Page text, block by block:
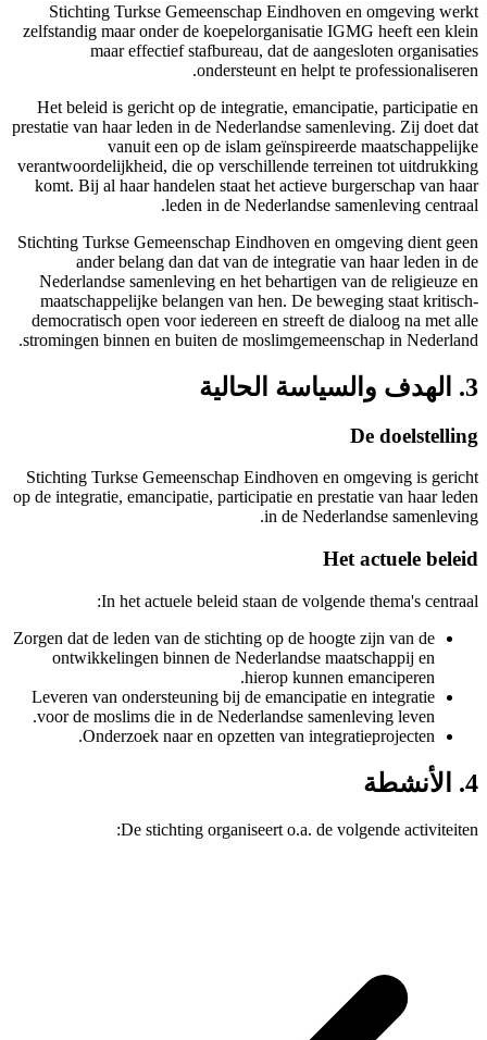
Stichting Turkse Gemeenschap
zelfstandig maar onder de
maar effectief stafbureau, dat
ondersteunt en
Het beleid is gericht op de integratie,
prestatie van haar leden in de
vanuit een op de islam
verantwoordelijkheid, die op
komt. Bij al haar handelen staat het
leden in de
Stichting Turkse Gemeenschap
ander belang dan dat van de
Nederlandse samenleving en het
maatschappelijke belangen van hen.
democratisch open voor iedereen en
stromingen binnen en buiten de
الحالية
Stichting Turkse Gemeenschap
op de integratie, emancipatie, participatie
in de
In het actuele beleid staan de
Zorgen dat de leden van de stichting op
ontwikkelingen binnen de
hierop
Leveren van ondersteuning bij de
voor de moslims die in de Nederlandse
Onderzoek naar en opzetten van
De stichting organiseert